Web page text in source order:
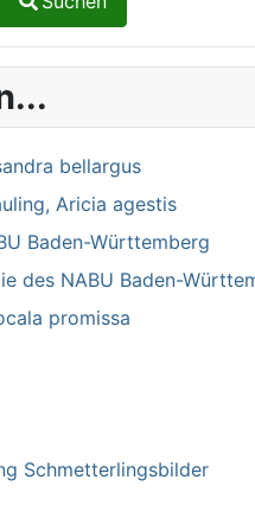
for results.
bellargus
Aricia agestis
Baden-Württemberg
des NABU Baden-
promissa
Schmetterlingsbilder